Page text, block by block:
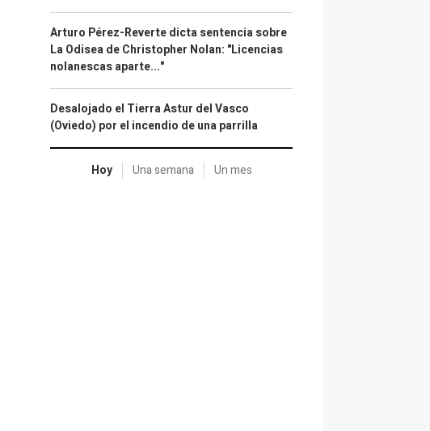
Arturo Pérez-Reverte dicta sentencia sobre
La Odisea de Christopher Nolan: "Licencias
nolanescas aparte..."
Desalojado el Tierra Astur del Vasco
(Oviedo) por el incendio de una parrilla
Hoy Una semana Un mes